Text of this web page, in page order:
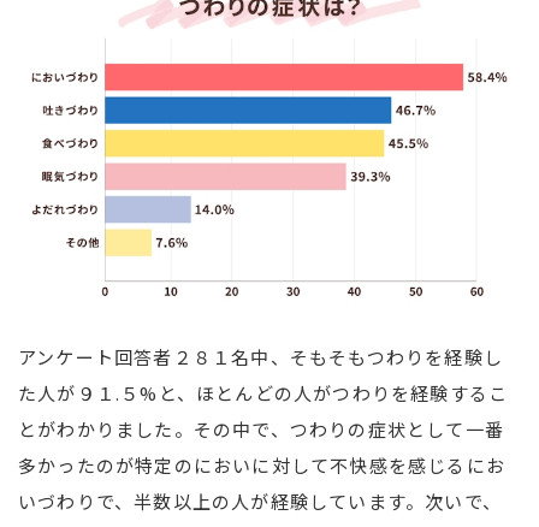
アンケート回答者２８１名中、そもそもつわりを経験し
た人が９１.５%と、ほとんどの人がつわりを経験するこ
とがわかりました。その中で、つわりの症状として一番
多かったのが特定のにおいに対して不快感を感じるにお
いづわりで、半数以上の人が経験しています。次いで、